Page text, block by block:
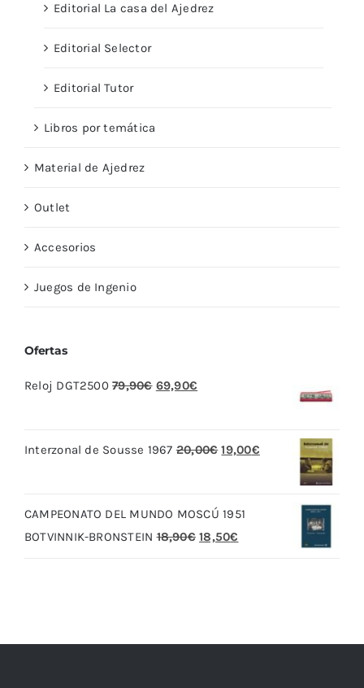
Editorial La casa del Ajedrez
Editorial Selector
Editorial Tutor
Libros por temática
Material de Ajedrez
Outlet
Accesorios
Juegos de Ingenio
Ofertas
Reloj DGT2500 79,90€ El
era:
69,90€
es:
Interzonal de Sousse 1967 20,00€ El
era:
20,00€.
19,00€El
CAMPEONATO DEL MUNDO MOSCÚ 1951
BOTVINNIK-BRONSTEIN 18,90€ El
18,50€